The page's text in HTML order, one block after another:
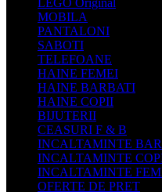
LEGO Original
MOBILA
PANTALONI
SABOTI
TELEFOANE
HAINE FEMEI
HAINE BARBATI
HAINE COPII
BIJUTERII
CEASURI F & B
INCALTAMINTE
INCALTAMINTE
INCALTAMINTE
OFERTE DE PRET